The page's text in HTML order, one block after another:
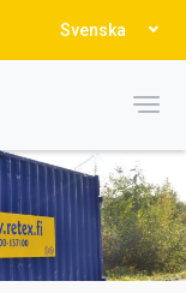
your
Svenska